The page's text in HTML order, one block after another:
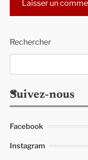
Rechercher
Suivez-nous
Facebook
Instagram